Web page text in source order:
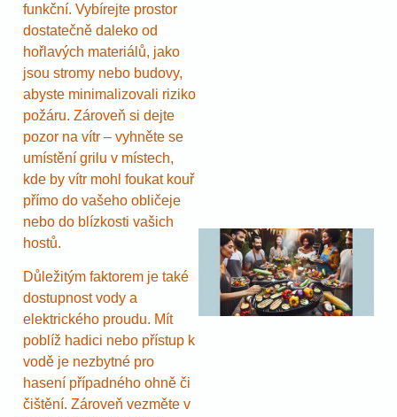
funkční. Vybírejte prostor
dostatečně daleko od
hořlavých materiálů, jako
jsou stromy nebo budovy,
abyste minimalizovali riziko
požáru. Zároveň si dejte
pozor na vítr – vyhněte se
umístění grilu v místech,
kde by vítr mohl foukat kouř
přímo do vašeho obličeje
nebo do blízkosti vašich
hostů.
Důležitým faktorem je také
dostupnost vody a
elektrického proudu. Mít
poblíž hadici nebo přístup k
vodě je nezbytné pro
hasení případného ohně či
čištění. Zároveň vezměte v